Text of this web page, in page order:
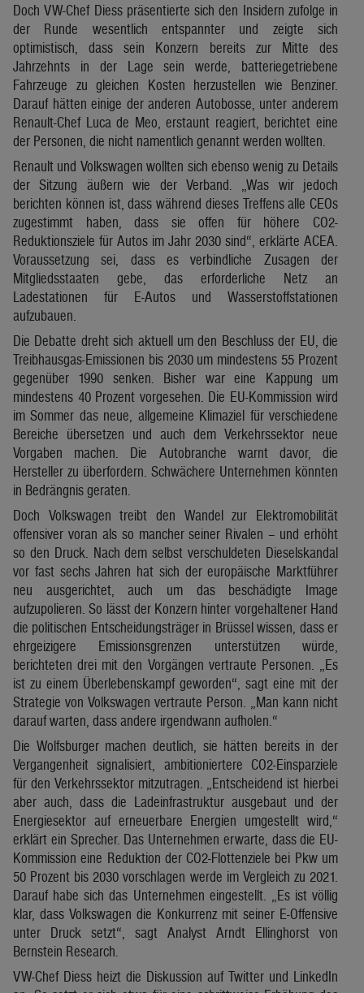
Doch VW-Chef Diess präsentierte sich den Insidern zufolge in
der Runde wesentlich entspannter und zeigte sich
optimistisch, dass sein Konzern bereits zur Mitte des
Jahrzehnts in der Lage sein werde, batteriegetriebene
Fahrzeuge zu gleichen Kosten herzustellen wie Benziner.
Darauf hätten einige der anderen Autobosse, unter anderem
Renault-Chef Luca de Meo, erstaunt reagiert, berichtet eine
der Personen, die nicht namentlich genannt werden wollten.
Renault und Volkswagen wollten sich ebenso wenig zu Details
der Sitzung äußern wie der Verband. „Was wir jedoch
berichten können ist, dass während dieses Treffens alle CEOs
zugestimmt haben, dass sie offen für höhere CO2-
Reduktionsziele für Autos im Jahr 2030 sind“, erklärte ACEA.
Voraussetzung sei, dass es verbindliche Zusagen der
Mitgliedsstaaten gebe, das erforderliche Netz an
Ladestationen für E-Autos und Wasserstoffstationen
aufzubauen.
Die Debatte dreht sich aktuell um den Beschluss der EU, die
Treibhausgas-Emissionen bis 2030 um mindestens 55 Prozent
gegenüber 1990 senken. Bisher war eine Kappung um
mindestens 40 Prozent vorgesehen. Die EU-Kommission wird
im Sommer das neue, allgemeine Klimaziel für verschiedene
Bereiche übersetzen und auch dem Verkehrssektor neue
Vorgaben machen. Die Autobranche warnt davor, die
Hersteller zu überfordern. Schwächere Unternehmen könnten
in Bedrängnis geraten.
Doch Volkswagen treibt den Wandel zur Elektromobilität
offensiver voran als so mancher seiner Rivalen – und erhöht
so den Druck. Nach dem selbst verschuldeten Dieselskandal
vor fast sechs Jahren hat sich der europäische Marktführer
neu ausgerichtet, auch um das beschädigte Image
aufzupolieren. So lässt der Konzern hinter vorgehaltener Hand
die politischen Entscheidungsträger in Brüssel wissen, dass er
ehrgeizigere Emissionsgrenzen unterstützen würde,
berichteten drei mit den Vorgängen vertraute Personen. „Es
ist zu einem Überlebenskampf geworden“, sagt eine mit der
Strategie von Volkswagen vertraute Person. „Man kann nicht
darauf warten, dass andere irgendwann aufholen.“
Die Wolfsburger machen deutlich, sie hätten bereits in der
Vergangenheit signalisiert, ambitioniertere CO2-Einsparziele
für den Verkehrssektor mitzutragen. „Entscheidend ist hierbei
aber auch, dass die Ladeinfrastruktur ausgebaut und der
Energiesektor auf erneuerbare Energien umgestellt wird,“
erklärt ein Sprecher. Das Unternehmen erwarte, dass die EU-
Kommission eine Reduktion der CO2-Flottenziele bei Pkw um
50 Prozent bis 2030 vorschlagen werde im Vergleich zu 2021.
Darauf habe sich das Unternehmen eingestellt. „Es ist völlig
klar, dass Volkswagen die Konkurrenz mit seiner E-Offensive
unter Druck setzt“, sagt Analyst Arndt Ellinghorst von
Bernstein Research.
VW-Chef Diess heizt die Diskussion auf Twitter und LinkedIn